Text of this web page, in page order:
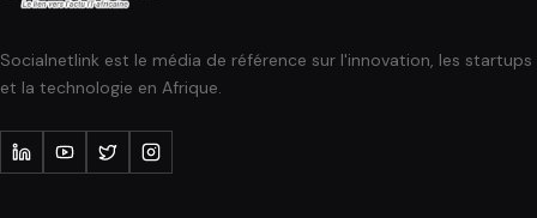
Socialnetlink est le média de référence sur l'innovation, les startups
et la technologie en Afrique.